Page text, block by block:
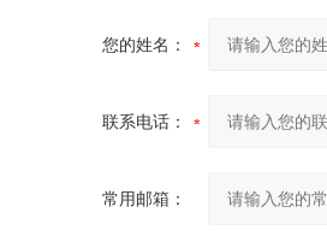
您的姓名：
联系电话：
常用邮箱：